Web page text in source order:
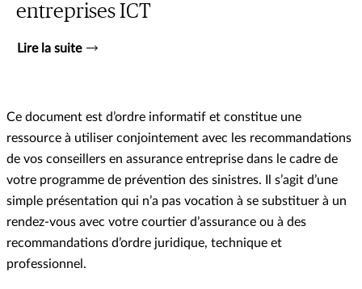
entreprises ICT
Lire la suite
Ce document est d’ordre informatif et constitue une
ressource à utiliser conjointement avec les recommandations
de vos conseillers en assurance entreprise dans le cadre de
votre programme de prévention des sinistres. Il s’agit d’une
simple présentation qui n’a pas vocation à se substituer à un
rendez-vous avec votre courtier d’assurance ou à des
recommandations d’ordre juridique, technique et
professionnel.